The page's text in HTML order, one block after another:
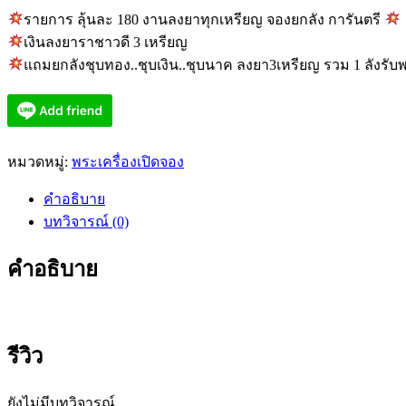
รายการ ลุ้นละ 180 งานลงยาทุกเหรียญ จองยกลัง การันตรี
เงินลงยาราชาวดี 3 เหรียญ
แถมยกลังชุบทอง..ชุบเงิน..ชุบนาค ลงยา3เหรียญ รวม 1 ลังรับ
หมวดหมู่: พระเครื่องเปิดจอง
คำอธิบาย
บทวิจารณ์ (0)
คำอธิบาย
รีวิว